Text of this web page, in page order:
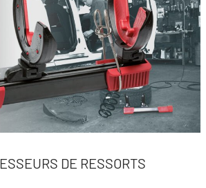
DE RESSORTS